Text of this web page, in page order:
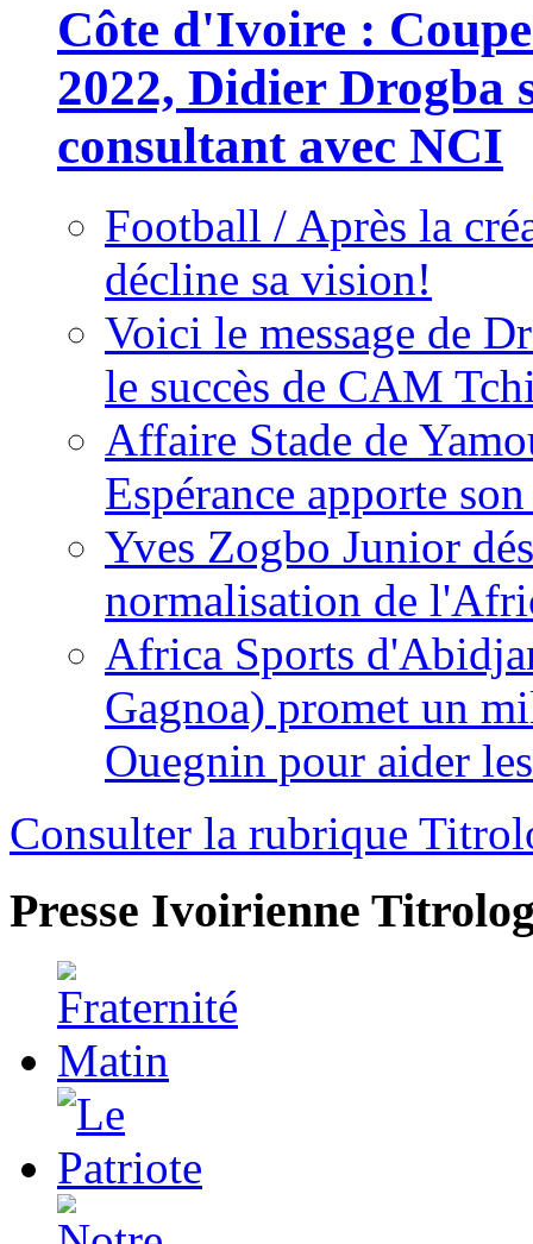
Côte d'Ivoire :
2022, Didier Drogba
consultant avec NCI
Football / Après la
décline sa vision!
Voici le message de
le succès de CAM
Affaire Stade de
Espérance apporte
Yves Zogbo Junior
normalisation de
Africa Sports
Gagnoa) promet un
Ouegnin pour aider
Consulter la rubrique
Presse Ivoirienne